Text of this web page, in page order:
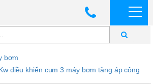
bơm
điều khiển cụm 3 máy bơm tăng áp công